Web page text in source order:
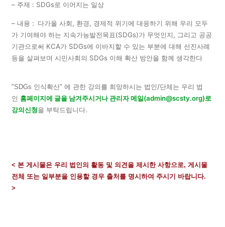
– 주제 : SDGs로 이어지는 일상
– 내용 : 다가올 사회, 환경, 경제적 위기에 대응하기 위해 우리 모두
가 기여해야 하는 지속가능발전목표(SDGs)가 무엇인지, 그리고 공공
기관으로써 KCA가 SDGs에 이바지할 수 있는 부분에 대해 선진사례
등을 살펴보며 시민사회의 SDGs 이해 확산 방안을 함께 생각한다
"SDGs 인식확산" 에 관한 강의를 희망하시는 법인/단체는 우리 법
인 홈페이지에 글을 남겨주시거나 관리자 메일(admin@scsty.org)로
강의신청을 부탁드립니다.
< 본 게시물은 우리 법인의 활동 및 의견을 제시한 사항으로, 게시물
전체 또는 일부분을 인용할 경우 출처를 명시하여 주시기 바랍니다.
>